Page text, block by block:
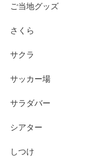
ご当地グッズ
さくら
サクラ
サッカー場
サラダバー
シアター
しつけ